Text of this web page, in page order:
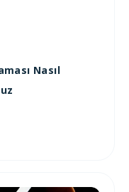
Nasıl